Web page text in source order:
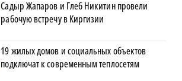
Садыр Жапаров и Глеб Никитин провели
рабочую встречу в Киргизии
19 жилых домов и социальных объектов
подключат к современным теплосетям